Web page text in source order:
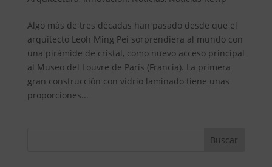
Algo más de tres décadas han pasado desde que el
arquitecto Leoh Ming Pei sorprendiera al mundo con
una pirámide de cristal, como nuevo acceso principal
al Museo del Louvre de París (Francia). La primera
gran construcción con vidrio laminado tiene unas
proporciones...